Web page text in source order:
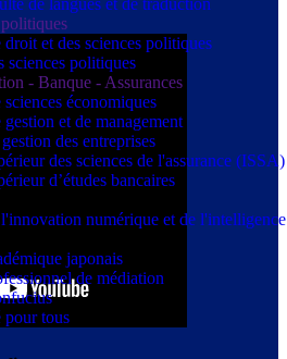
droit et des sciences politiques
sciences politiques
- Banque - Assurances
sciences économiques
gestion et de management
des entreprises
des sciences de l'assurance (ISSA)
d’études bancaires
numérique et de l'intelligence
japonais
de médiation
pour tous